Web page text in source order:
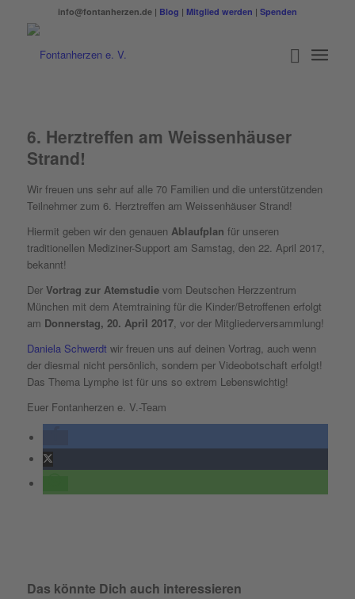
info@fontanherzen.de | Blog | Mitglied werden | Spenden
6. Herztreffen am Weissenhäuser
Strand!
Wir freuen uns sehr auf alle 70 Familien und die unterstützenden
Teilnehmer zum 6. Herztreffen am Weissenhäuser Strand!
Hiermit geben wir den genauen Ablaufplan für unseren
traditionellen Mediziner-Support am Samstag, den 22. April 2017,
bekannt!
Der Vortrag zur Atemstudievom Deutschen Herzzentrum
München mit dem Atemtraining für die Kinder/Betroffenen erfolgt
am Donnerstag, 20. April 2017, vor der Mitgliederversammlung!
Daniela Schwerdt wir freuen uns auf deinen Vortrag, auch wenn
der diesmal nicht persönlich, sondern per Videobotschaft erfolgt!
Das Thema Lymphe ist für uns so extrem Lebenswichtig!
Euer Fontanherzen e. V.-Team
Das könnte Dich auch interessieren